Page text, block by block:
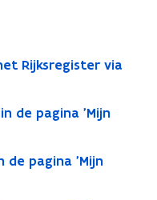
Rijksregister via
de pagina 'Mijn
de pagina 'Mijn